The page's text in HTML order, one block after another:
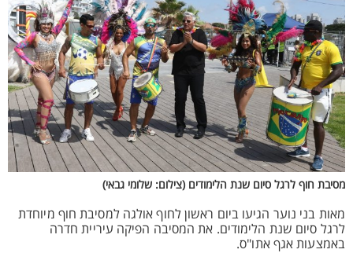
מסיבת חוף לרגל סיום שנת הלימודים (צילום: שלומי גבאי)
מאות בני נוער הגיעו ביום ראשון לחוף אולגה למסיבת חוף מיוחדת
לרגל סיום שנת הלימודים. את המסיבה הפיקה עיריית חדרה
באמצעות אגף אתו"ס.